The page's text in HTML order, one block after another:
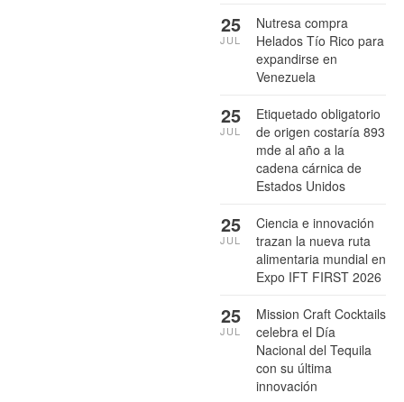
Nutresa compra
Helados Tío Rico para
expandirse en
Venezuela
25
JUL
Etiquetado obligatorio
de origen costaría 893
mde al año a la
cadena cárnica de
Estados Unidos
25
JUL
Ciencia e innovación
trazan la nueva ruta
alimentaria mundial en
Expo IFT FIRST 2026
25
JUL
Mission Craft Cocktails
celebra el Día
Nacional del Tequila
con su última
innovación
25
JUL